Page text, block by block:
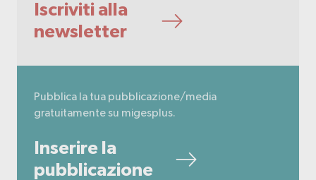
Iscriviti alla
newsletter
Pubblica la tua pubblicazione/media
gratuitamente su migesplus.
Inserire la
pubblicazione